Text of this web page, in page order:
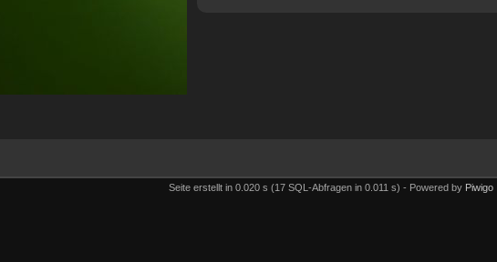
Seite erstellt in 0.020 s (17 SQL-Abfragen in 0.011 s) - Powered by Piwigo